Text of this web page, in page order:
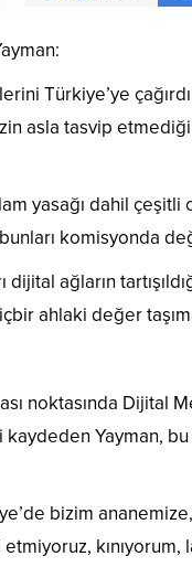
Türkiye’ye
asla tasvip
yasağı dahil
komisyonda
ağların
ahlaki değer
noktasında Dijital
kaydeden Yayman,
bizim
kınıyorum,